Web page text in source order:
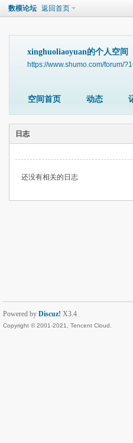
数模论坛 返回首页
xinghuoliaoyuan的个人空间
https://www.shumo.com/forum/
空间首页 动态
日志
还没有相关的日志
Powered by Discuz! X3.4
Copyright © 2001-2021, Tencent Cloud.